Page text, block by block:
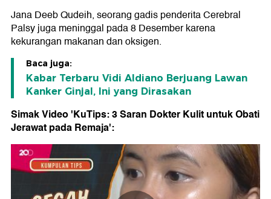
Jana Deeb Qudeih, seorang gadis penderita Cerebral
Palsy juga meninggal pada 8 Desember karena
kekurangan makanan dan oksigen.
Baca juga:
Kabar Terbaru Vidi Aldiano Berjuang Lawan
Kanker Ginjal, Ini yang Dirasakan
Simak Video 'KuTips: 3 Saran Dokter Kulit untuk Obati
Jerawat pada Remaja':